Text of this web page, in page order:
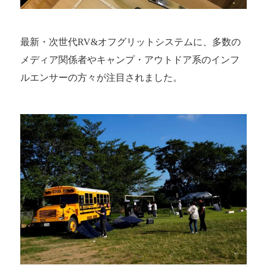
最新・次世代RV&オフグリットシステムに、多数の
メディア関係者やキャンプ・アウトドア系のインフ
ルエンサーの方々が注目されました。